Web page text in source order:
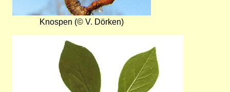
Knospen (© V. Dörken)